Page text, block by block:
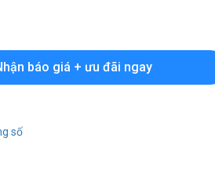
báo giá + ưu đãi ngay
số